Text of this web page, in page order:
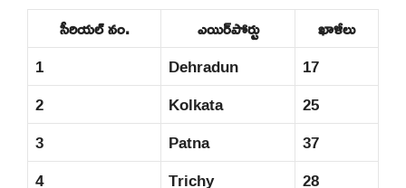
సీరియల్ నం. ఎయిర్‌పోర్టు
ఖాళీలు
1
Dehradun
17
2
Kolkata
25
3
Patna
37
4
Trichy
28